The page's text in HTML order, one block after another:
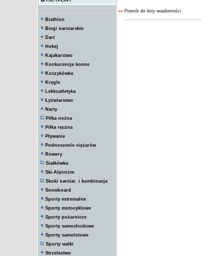
Biathlon
Biegi narciarskie
Dart
Hokej
Kajakarstwo
Konkurencje konne
Koszykówka
Kręgle
Lekkoatletyka
Łyżwiarstwo
Narty
Piłka nożna
Piłka ręczna
Pływanie
Podnoszenie ciężarów
Rowery
Siatkówka
Ski-Alpinizm
Skoki narciar. i kombinacja
Snowboard
Sporty extremalne
Sporty motocyklowe
Sporty pożarnicze
Sporty samochodowe
Sporty samolotowe
Sporty walki
Strzelectwo
«« Powrót do listy wiadomości